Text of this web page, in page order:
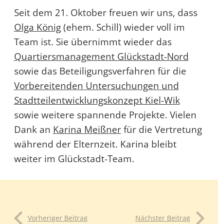
Seit dem 21. Oktober freuen wir uns, dass
Olga König(ehem. Schill) wieder voll im
Team ist. Sie übernimmt wieder das
Quartiersmanagement Glückstadt-Nord
sowie das Beteiligungsverfahren für die
Vorbereitenden Untersuchungen und
Stadtteilentwicklungskonzept Kiel-Wik
sowie weitere spannende Projekte. Vielen
Dank an Karina Meißnerfür die Vertretung
während der Elternzeit. Karina bleibt
weiter im Glückstadt-Team.
Vorheriger Beitrag Nächster Beitrag